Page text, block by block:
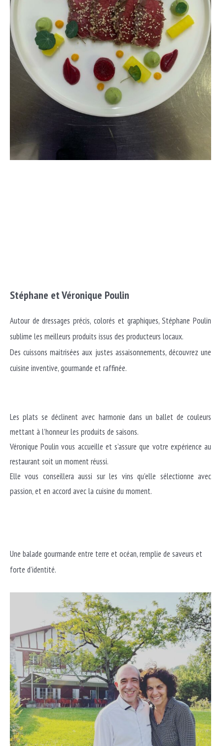
Stéphane et Véronique Poulin
Autour de dressages précis, colorés et graphiques, Stéphane Poulin
sublime les meilleurs produits issus des producteurs locaux.
Des cuissons maitrisées aux justes assaisonnements, découvrez une
cuisine inventive, gourmande et raffinée.
Les plats se déclinent avec harmonie dans un ballet de couleurs
mettant à l’honneur les produits de saisons.
Véronique Poulin vous accueille et s’assure que votre expérience au
restaurant soit un moment réussi.
Elle vous conseillera aussi sur les vins qu’elle sélectionne avec
passion, et en accord avec la cuisine du moment.
Une balade gourmande entre terre et océan, remplie de saveurs et
forte d’identité.